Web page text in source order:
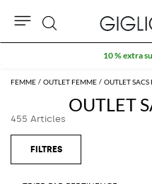
FEMME OUTLET FEMME OUTLET SACS
OUTLET
455 Articles
Rechercher
10 % extra